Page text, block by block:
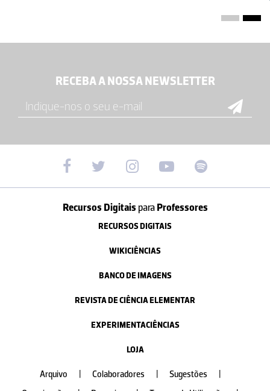
RECEBA A NOSSA NEWSLETTER
Recursos Digitais paraProfessores
RECURSOS DIGITAIS
WIKICIÊNCIAS
BANCO DE IMAGENS
REVISTA DE CIÊNCIA ELEMENTAR
EXPERIMENTACIÊNCIAS
LOJA
Arquivo Colaboradores Sugestões